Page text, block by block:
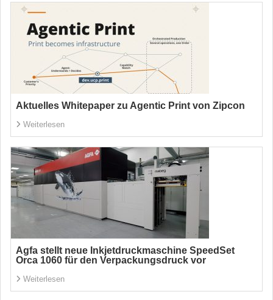
Aktuelles Whitepaper zu Agentic Print von Zipcon
Weiterlesen
Agfa stellt neue Inkjetdruckmaschine SpeedSet
Orca 1060 für den Verpackungsdruck vor
Weiterlesen